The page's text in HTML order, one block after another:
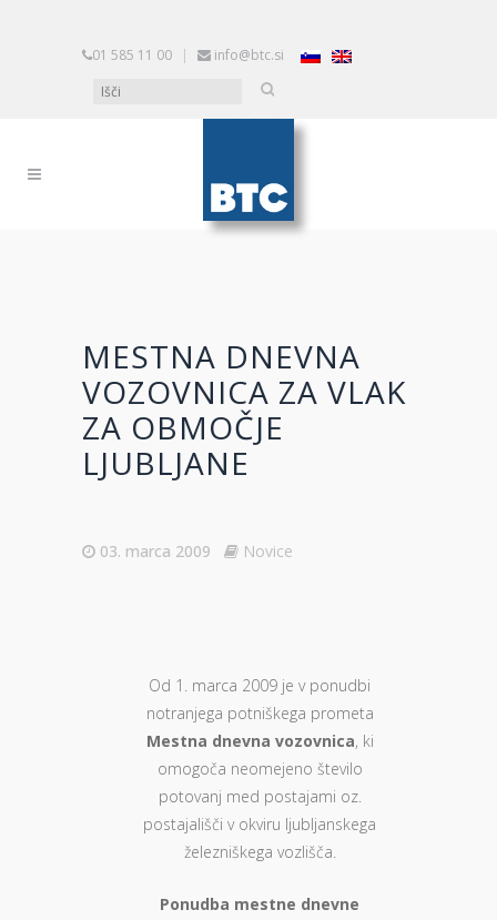
01 585 11 00 | info@btc.si
MESTNA DNEVNA
VOZOVNICA ZA VLAK
ZA OBMOČJE
LJUBLJANE
03. marca 2009 Novice
Od 1. marca 2009 je v ponudbi
notranjega potniškega prometa
Mestna dnevna vozovnica, ki
omogoča neomejeno število
potovanj med postajami oz.
postajališči v okviru ljubljanskega
železniškega vozlišča.
Ponudba mestne dnevne